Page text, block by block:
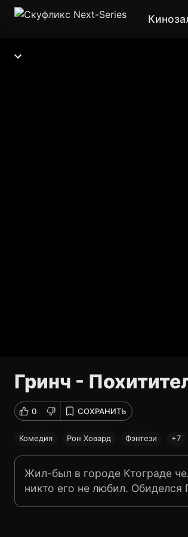
Гринч -
0 СОХРАНИТЬ
Комедия Рон Ховард Фэнтези +7
Жил-был в городе Ктограде
никто его не любил.